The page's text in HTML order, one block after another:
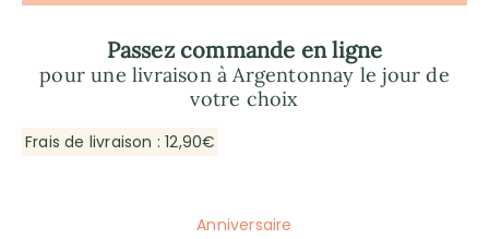
Passez commande en ligne
pour une livraison à Argentonnay le jour de
votre choix
Frais de livraison : 12,90€
Anniversaire